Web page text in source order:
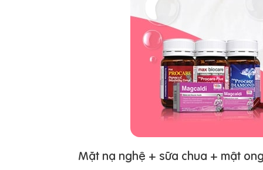
Mặt nạ nghệ + sữa chua + mật